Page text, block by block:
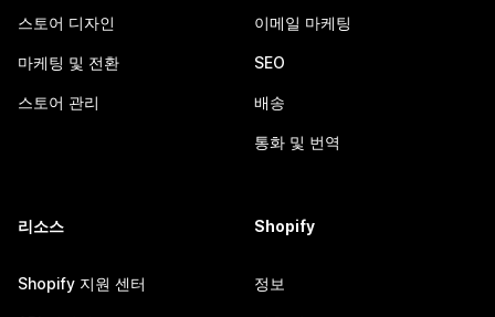
스토어 디자인
마케팅 및 전환
스토어 관리
이메일 마케팅
SEO
배송
통화 및 번역
리소스
Shopify 지원 센터
Shopify
정보